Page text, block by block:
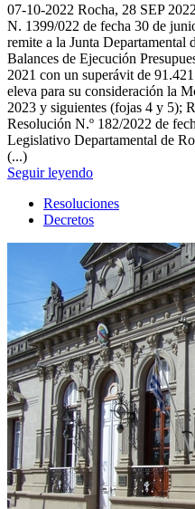
07-10-2022 Rocha, 28 SEP
N. 1399/022 de fecha 30 de
remite a la Junta Departamental
Balances de Ejecución
2021 con un superávit de
eleva para su consideración la
2023 y siguientes (fojas 4 y 5);
Resolución N.º 182/2022 de
Legislativo Departamental de
(...)
Seguir leyendo
Resoluciones
Decretos